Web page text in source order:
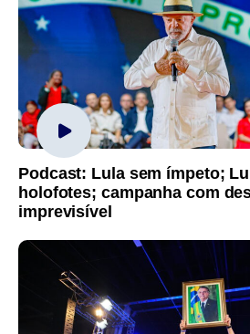
Podcast: Lula sem ímpeto;
holofotes; campanha com
imprevisível